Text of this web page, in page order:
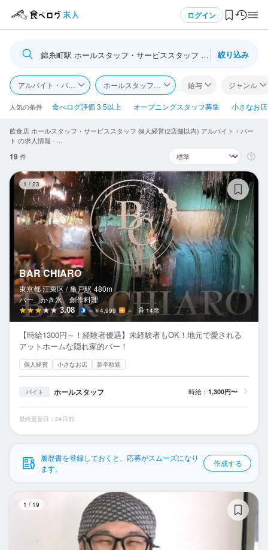
ログイン
ログイン・無料会員登録
食べログ求人TOP
求人検索
マイページ管理
閲覧履歴
気になる求人
検索履歴・保存した条件
応募履歴
WEB履歴書
食べログ求人PRESS
利用規約
企業情報
錦糸町駅 ホールスタッフ・サービススタッフ 個人経営(2店舗以
絞り込み
アルバイト・パート ホールスタッフ・サービススタッフ
給与 ジャンル
人気の条件 食べログ評価 3.5以上 オープニングスタッフ募集 小さなお
飲食店 ホールスタッフ・サービススタッフ 個人経営(2店舗以内) アルバイト・パー
ト の求人情報 - ...
19件
1 / 23
BAR CHIARO
東京都 江東区 / 亀戸駅 480m
バー、かき氷、創作料理
3.08 ～￥4,999 － 14席
【時給1300円～！経験者優遇】未経験者もOK！地元で愛される
アットホームな隠れ家的バー！
個人経営 小さなお店 新卒歓迎
バイト ホールスタッフ 時給： 1,300円〜
最終更新日：24日前
履歴書を登録しておくと、応募がスムーズになり
ます。
作成する
1 / 19